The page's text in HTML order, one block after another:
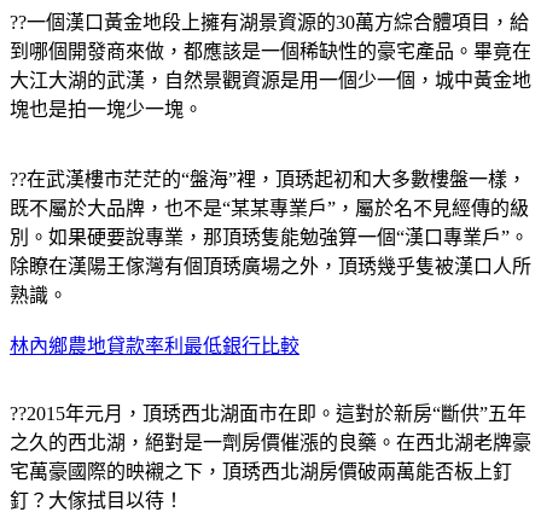
??一個漢口黃金地段上擁有湖景資源的30萬方綜合體項目，給
到哪個開發商來做，都應該是一個稀缺性的豪宅產品。畢竟在
大江大湖的武漢，自然景觀資源是用一個少一個，城中黃金地
塊也是拍一塊少一塊。
??在武漢樓市茫茫的“盤海”裡，頂琇起初和大多數樓盤一樣，
既不屬於大品牌，也不是“某某專業戶”，屬於名不見經傳的級
別。如果硬要說專業，那頂琇隻能勉強算一個“漢口專業戶”。
除瞭在漢陽王傢灣有個頂琇廣場之外，頂琇幾乎隻被漢口人所
熟識。
林內鄉農地貸款率利最低銀行比較
??2015年元月，頂琇西北湖面市在即。這對於新房“斷供”五年
之久的西北湖，絕對是一劑房價催漲的良藥。在西北湖老牌豪
宅萬豪國際的映襯之下，頂琇西北湖房價破兩萬能否板上釘
釘？大傢拭目以待！